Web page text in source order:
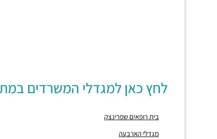
לחץ כאן למגדלי המשרדים
בית רופאים שפרינצק
מגדלי הארבעה